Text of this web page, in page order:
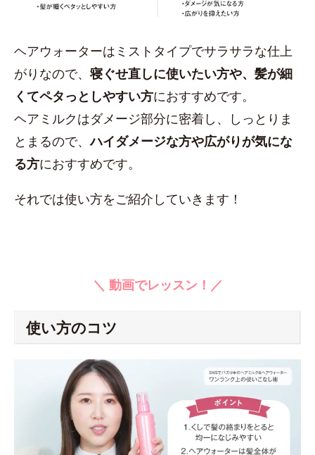
ヘアウォーターはミストタイプでサラサラな仕上
がりなので、寝ぐせ直しに使いたい方や、髪が細
くてペタっとしやすい方におすすめです。
ヘアミルクはダメージ部分に密着し、しっとりま
とまるので、ハイダメージな方や広がりが気にな
る方におすすめです。
それでは使い方をご紹介していきます！
＼ 動画でレッスン！／
使い方のコツ